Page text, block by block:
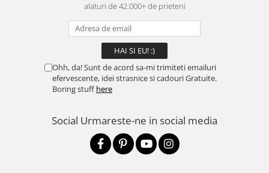
alaturi de 42.000+ de prieteni
Ohh, da! Sunt de acord sa-mi trimiteti emailuri
efervescente, idei strasnice si cadouri Gratuite.
Boring stuffhere
Social Urmareste-ne in social media